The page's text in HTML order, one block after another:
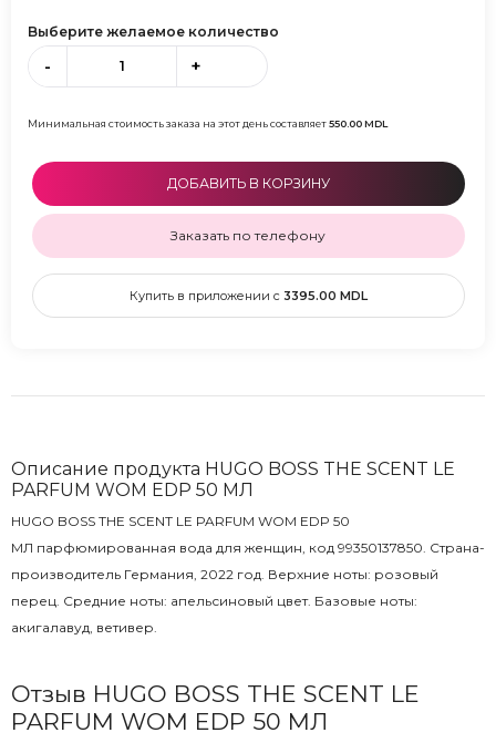
Выберите желаемое количество
- +
Минимальная стоимость заказа на этот день составляет550.00MDL
ДОБАВИТЬ В КОРЗИНУ
Заказать по телефону
Купить в приложении с 3395.00 MDL
Описание продукта HUGO BOSS THE SCENT LE
PARFUM WOM EDP 50 MЛ
HUGO BOSS THE SCENT LE PARFUM WOM EDP 50
MЛ парфюмированная вода для женщин, код 99350137850. Страна-
производитель Германия, 2022 год. Верхние ноты: розовый
перец. Средние ноты: апельсиновый цвет. Базовые ноты:
акигалавуд, ветивер.
Отзыв HUGO BOSS THE SCENT LE
PARFUM WOM EDP 50 MЛ